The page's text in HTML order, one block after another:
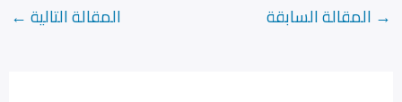
→ المقالة السابقة المقالة التالية ←